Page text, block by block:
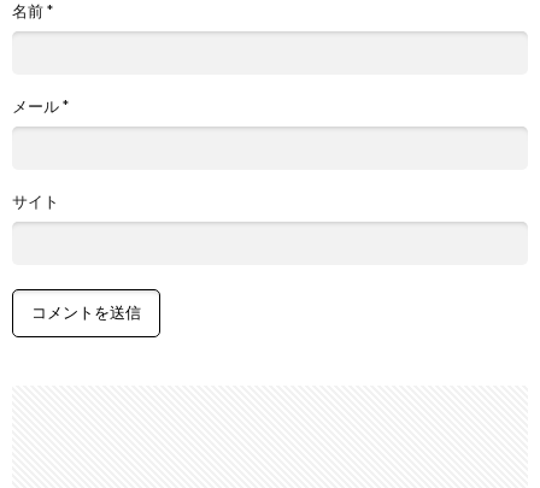
名前*
メール*
サイト